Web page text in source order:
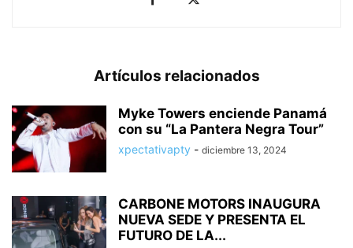
Artículos relacionados
Myke Towers enciende Panamá
con su “La Pantera Negra Tour”
xpectativapty - diciembre 13, 2024
CARBONE MOTORS INAUGURA
NUEVA SEDE Y PRESENTA EL
FUTURO DE LA...